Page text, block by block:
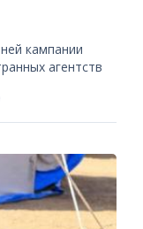
кампании
агентств